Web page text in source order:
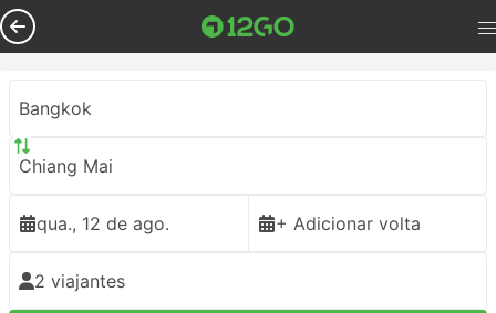
Bangkok
Chiang Mai
qua., 12 de ago. + Adicionar volta
2 viajantes